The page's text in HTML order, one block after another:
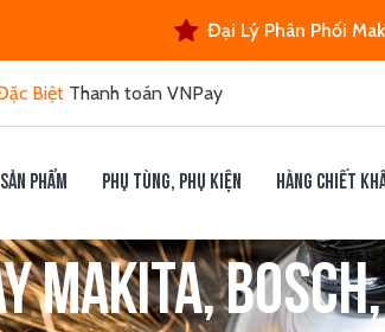
Đại Lý Phân Phối
Biệt Thanh toán VNPay
Sản phẩm Phụ tùng, phụ kiện Hàng chiết
Makita,